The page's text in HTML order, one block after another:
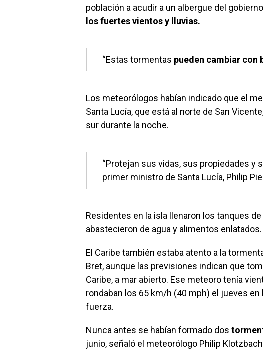
población a acudir a un albergue del
los fuertes vientos y lluvias.
“Estas tormentas pueden cambiar con
Los meteorólogos habían indicado que el
Santa Lucía, que está al norte de San
sur durante la noche.
“Protejan sus vidas, sus propiedades y
primer ministro de Santa Lucía, Philip
Residentes en la isla llenaron los tanques
abastecieron de agua y alimentos enlatados.
El Caribe también estaba atento a la
Bret, aunque las previsiones indican que
Caribe, a mar abierto. Ese meteoro tenía
rondaban los 65 km/h (40 mph) el jueves en
fuerza.
Nunca antes se habían formado dos
junio, señaló el meteorólogo Philip